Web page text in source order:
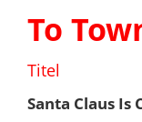
To
Titel
Santa Claus Is